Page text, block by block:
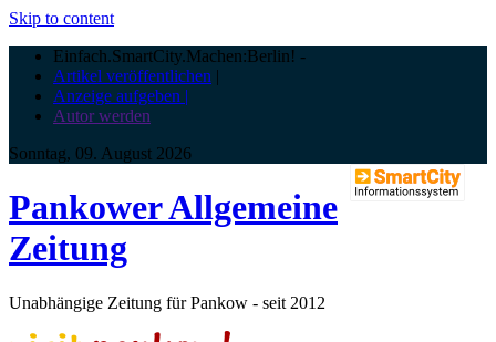
Skip to content
Einfach.SmartCity.Machen:Berlin! -
Artikel veröffentlichen |
Anzeige aufgeben |
Autor werden
Sonntag, 09. August 2026
Pankower Allgemeine
Zeitung
Unabhängige Zeitung für Pankow - seit 2012